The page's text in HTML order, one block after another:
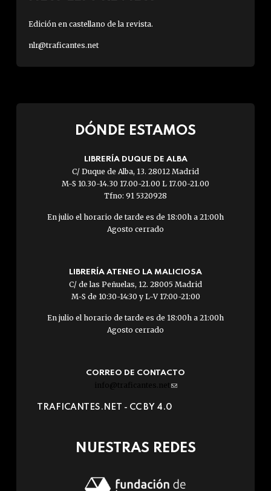
Edición en castellano de la revista.
nlr@traficantes.net
DÓNDE ESTAMOS
LIBRERÍA DUQUE DE ALBA
C/ Duque de Alba, 13. 28012 Madrid
M-S 10.30-14.30 17.00-21.00 L 17.00-21.00
Tfno: 91 5320928
En julio el horario de tarde es de 18:00h a 21:00h
Agosto cerrado
LIBRERÍA ATENEO LA MALICIOSA
C/ de las Peñuelas, 12. 28005 Madrid
M-S de 10:30-14:30 y L-V 17:00-21:00
En julio el horario de tarde es de 18:00h a 21:00h
Agosto cerrado
CORREO DE CONTACTO
info@traficantes.net (link
e-
TRAFICANTES.NET - CC BY 4.0
NUESTRAS REDES